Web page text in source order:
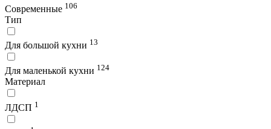
Современные 106
Тип
Для большой кухни 13
Для маленькой кухни 124
Материал
ЛДСП 1